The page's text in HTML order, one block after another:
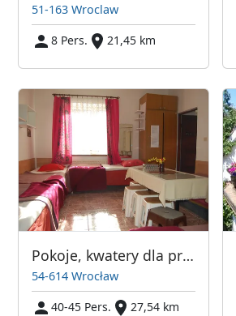
51-163 Wroclaw
8 Pers.
21,45 km
Pokoje, kwatery dla pracowników
54-614 Wrocław
40-45 Pers.
27,54 km